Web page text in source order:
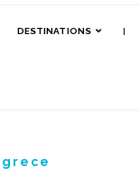
DESTINATIONS